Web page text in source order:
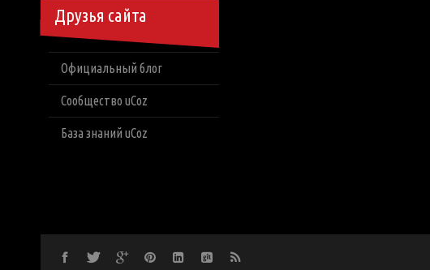
Друзья сайта
Официальный блог
Сообщество uCoz
База знаний uCoz